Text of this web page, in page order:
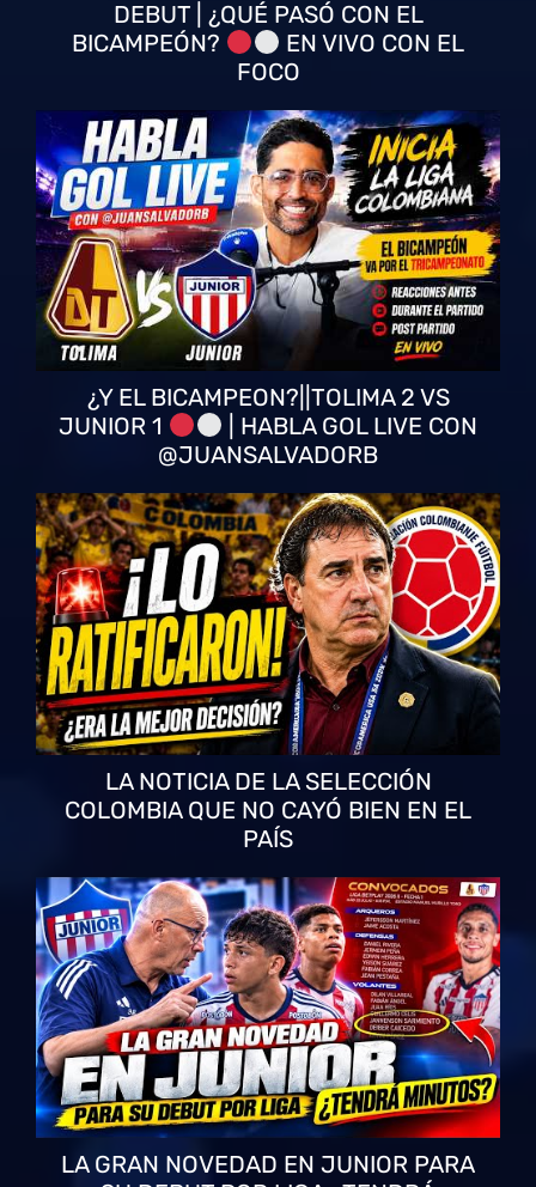
DEBUT | ¿QUÉ PASÓ CON EL
BICAMPEÓN?
EN VIVO CON EL
FOCO
¿Y EL BICAMPEON?||TOLIMA 2 VS
JUNIOR 1
| HABLA GOL LIVE CON
@JUANSALVADORB
LA NOTICIA DE LA SELECCIÓN
COLOMBIA QUE NO CAYÓ BIEN EN EL
PAÍS
LA GRAN NOVEDAD EN JUNIOR PARA